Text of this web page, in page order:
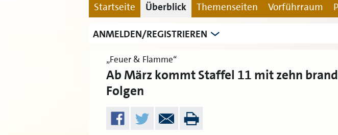
Startseite Überblick Themenseiten Vorführraum
ANMELDEN/REGISTRIEREN
„Feuer & Flamme“
Ab März kommt Staffel 11 mit zehn
Folgen